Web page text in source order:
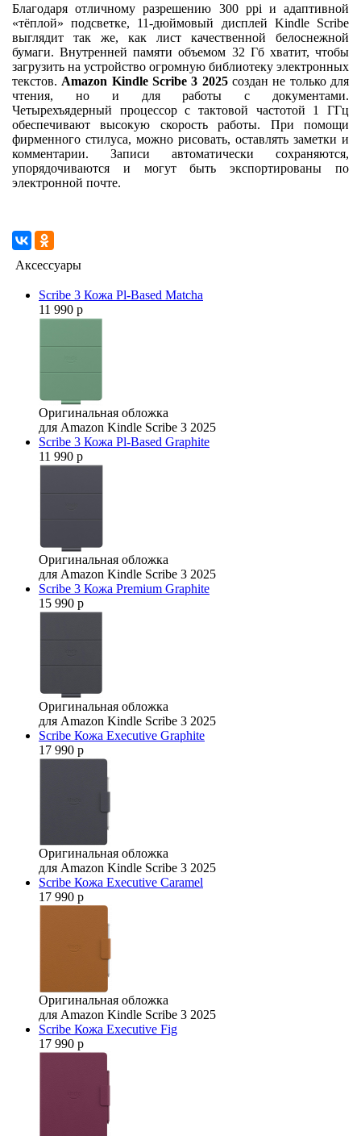
Благодаря отличному разрешению 300 ppi и адаптивной
«тёплой» подсветке, 11-дюймовый дисплей Kindle Scribe
выглядит так же, как лист качественной белоснежной
бумаги. Внутренней памяти объемом 32 Гб хватит, чтобы
загрузить на устройство огромную библиотеку электронных
текстов. Amazon Kindle Scribe 3 2025создан не только для
чтения, но и для работы с документами.
Четырехъядерный процессор с тактовой частотой 1 ГГц
обеспечивают высокую скорость работы. При помощи
фирменного стилуса, можно рисовать, оставлять заметки и
комментарии. Записи автоматически сохраняются,
упорядочиваются и могут быть экспортированы по
электронной почте.
Аксессуары
Scribe 3 Кожа Pl-Based Matcha
11 990 р
Оригинальная обложка
для Amazon Kindle Scribe 3 2025
Scribe 3 Кожа Pl-Based Graphite
11 990 р
Оригинальная обложка
для Amazon Kindle Scribe 3 2025
Scribe 3 Кожа Premium Graphite
15 990 р
Оригинальная обложка
для Amazon Kindle Scribe 3 2025
Scribe Кожа Executive Graphite
17 990 р
Оригинальная обложка
для Amazon Kindle Scribe 3 2025
Scribe Кожа Executive Caramel
17 990 р
Оригинальная обложка
для Amazon Kindle Scribe 3 2025
Scribe Кожа Executive Fig
17 990 р